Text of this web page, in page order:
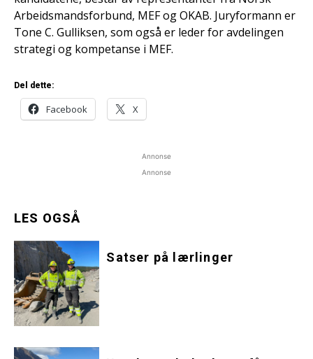
Arbeidsmandsforbund, MEF og OKAB. Juryformann er
Tone C. Gulliksen, som også er leder for avdelingen
strategi og kompetanse i MEF.
Del dette:
Facebook X
Annonse
Annonse
LES OGSÅ
Satser på lærlinger